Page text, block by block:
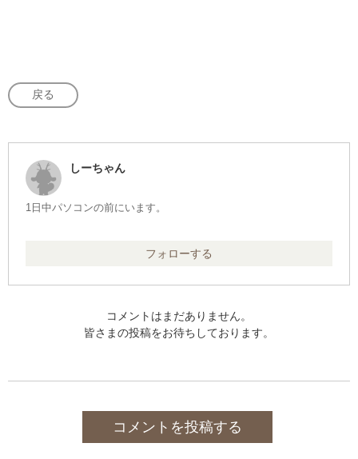
戻る
しーちゃん
1日中パソコンの前にいます。
フォローする
コメントはまだありません。
皆さまの投稿をお待ちしております。
コメントを投稿する